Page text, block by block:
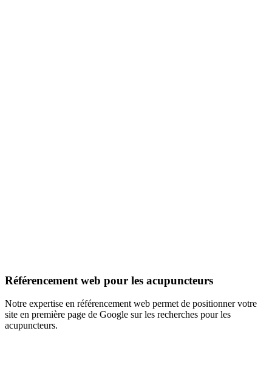
Référencement web pour les acupuncteurs
Notre expertise en référencement web permet de positionner votre
site en première page de Google sur les recherches pour les
acupuncteurs.